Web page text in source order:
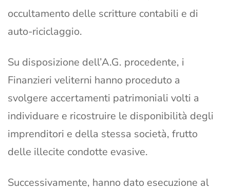
occultamento delle scritture contabili e di
auto-riciclaggio.
Su disposizione dell’A.G. procedente, i
Finanzieri veliterni hanno proceduto a
svolgere accertamenti patrimoniali volti a
individuare e ricostruire le disponibilità degli
imprenditori e della stessa società, frutto
delle illecite condotte evasive.
Successivamente, hanno dato esecuzione al